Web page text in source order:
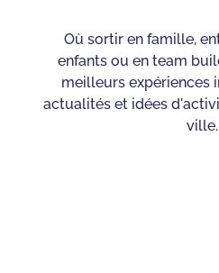
Où sortir en famille,
enfants ou en team
meilleurs expériences
actualités et idées
ville.